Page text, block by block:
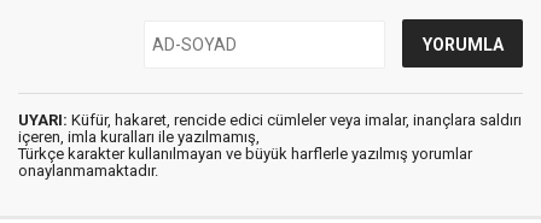
UYARI: Küfür, hakaret, rencide edici cümleler veya imalar, inançlara saldırı
içeren, imla kuralları ile yazılmamış,
Türkçe karakter kullanılmayan ve büyük harflerle yazılmış yorumlar
onaylanmamaktadır.